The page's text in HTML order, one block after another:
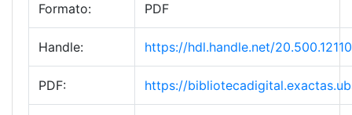
Formato: PDF
Handle: https://hdl.handle.net/
PDF: https://